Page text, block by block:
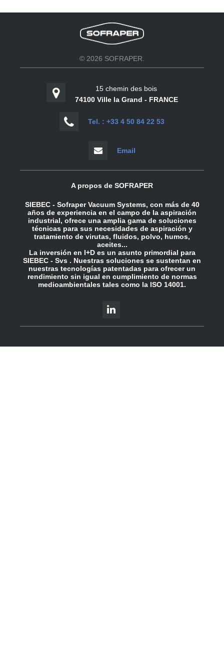
© 2026 SOFRAPER.
15 chemin des bois
74100 Ville la Grand - FRANCE
Tel. : +33 4 50 84 22 53
Email
A propos de SOFRAPER
SIEBEC - Sofraper Vacuum Systems, con más de 40
años de experiencia en el campo de la aspiración
industrial, ofrece una amplia gama de soluciones
técnicas para sus necesidades de aspiración y
tratamiento de virutas, fluidos, polvo, humos,
aceites...
La inversión en I+D es un asunto primordial para
SIEBEC - Svs . Nuestras soluciones se sustentan en
nuestras tecnologías patentadas para ofrecer un
rendimiento sin igual en cumplimiento de normas
medioambientales tales como la ISO 14001.